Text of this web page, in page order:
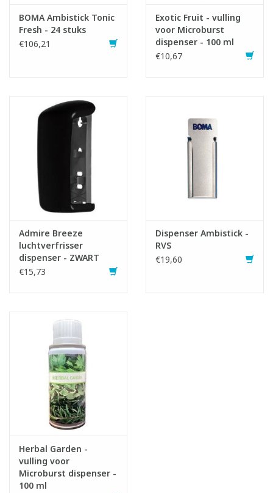
BOMA Ambistick Tonic
Fresh - 24 stuks
€106,21
Exotic Fruit - vulling
voor Microburst
dispenser - 100 ml
€10,67
Admire Breeze
luchtverfrisser
dispenser - ZWART
€15,73
Dispenser Ambistick -
RVS
€19,60
Herbal Garden -
vulling voor
Microburst dispenser -
100 ml